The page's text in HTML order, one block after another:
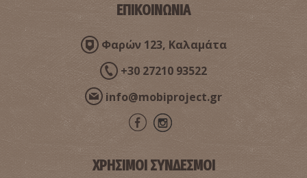
ΕΠΙΚΟΙΝΩΝΙΑ
Φαρών 123, Καλαμάτα
+30 27210 93522
info@mobiproject.gr
ΧΡΗΣΙΜΟΙ ΣΥΝΔΕΣΜΟΙ